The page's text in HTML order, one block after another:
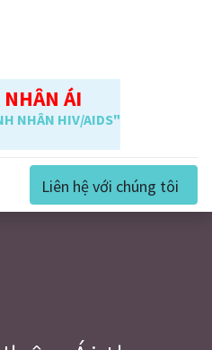
ÁI
NHÂN HIV/AIDS"
Liên hệ với chúng tôi